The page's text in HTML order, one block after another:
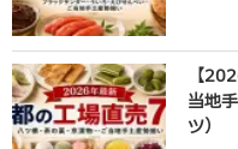
【
当地
ツ）